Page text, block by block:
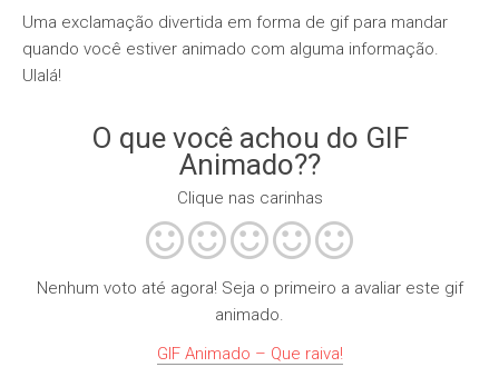
Uma exclamação divertida em forma de gif para mandar
quando você estiver animado com alguma informação.
Ulalá!
O que você achou do GIF
Animado??
Clique nas carinhas
Nenhum voto até agora! Seja o primeiro a avaliar este gif
animado.
GIF Animado – Que raiva!